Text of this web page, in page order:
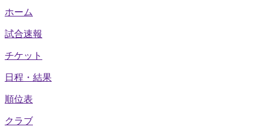
ホーム
試合速報
チケット
日程・結果
順位表
クラブ